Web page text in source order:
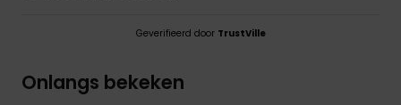
Geverifieerd door TrustVille
Onlangs bekeken